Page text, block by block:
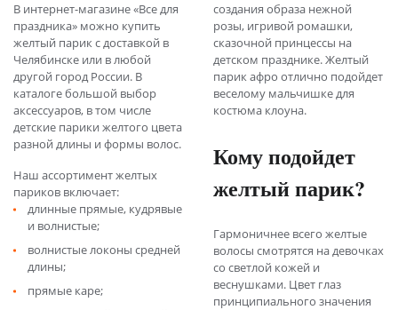
В интернет-магазине «Все для
праздника» можно купить
желтый парик с доставкой в
Челябинске или в любой
другой город России. В
каталоге большой выбор
аксессуаров, в том числе
детские парики желтого цвета
разной длины и формы волос.
Наш ассортимент желтых
париков включает:
длинные прямые, кудрявые
и волнистые;
волнистые локоны средней
длины;
прямые каре;
создания образа нежной
розы, игривой ромашки,
сказочной принцессы на
детском празднике. Желтый
парик афро отлично подойдет
веселому мальчишке для
костюма клоуна.
Кому подойдет
желтый парик?
Гармоничнее всего желтые
волосы смотрятся на девочках
со светлой кожей и
веснушками. Цвет глаз
принципиального значения